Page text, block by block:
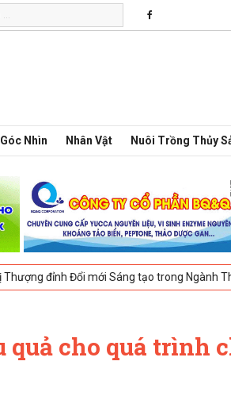
Góc Nhìn Nhân Vật Nuôi Trồng Thủy
mới Sáng tạo trong Ngành Thực phẩm
quả cho quá trình